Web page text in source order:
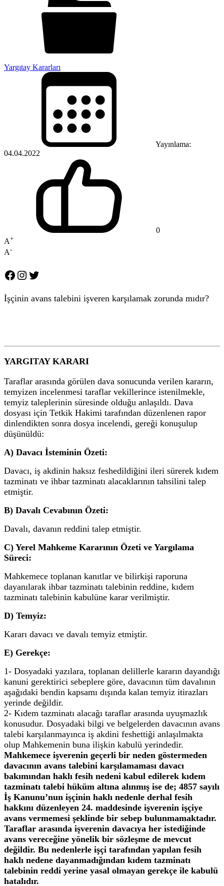
Yargıtay Kararları
Yayınlama:
04.04.2022
0
A+
A-
Facebook
Instagram
Twitter
İşçinin avans talebini işveren karşılamak zorunda mıdır?
YARGITAY KARARI
Taraflar arasında görülen dava sonucunda verilen kararın,
temyizen incelenmesi taraflar vekillerince istenilmekle,
temyiz taleplerinin süresinde olduğu anlaşıldı. Dava
dosyası için Tetkik Hakimi tarafından düzenlenen rapor
dinlendikten sonra dosya incelendi, gereği konuşulup
düşünüldü:
A) Davacı İsteminin Özeti:
Davacı, iş akdinin haksız feshedildiğini ileri sürerek kıdem
tazminatı ve ihbar tazminatı alacaklarının tahsilini talep
etmiştir.
B) Davalı Cevabının Özeti:
Davalı, davanın reddini talep etmiştir.
C) Yerel Mahkeme Kararının Özeti ve Yargılama
Süreci:
Mahkemece toplanan kanıtlar ve bilirkişi raporuna
dayanılarak ihbar tazminatı talebinin reddine, kıdem
tazminatı talebinin kabulüne karar verilmiştir.
D) Temyiz:
Kararı davacı ve davalı temyiz etmiştir.
E) Gerekçe:
1- Dosyadaki yazılara, toplanan delillerle kararın dayandığı
kanuni gerektirici sebeplere göre, davacının tüm davalının
aşağıdaki bendin kapsamı dışında kalan temyiz itirazları
yerinde değildir.
2- Kıdem tazminatı alacağı taraflar arasında uyuşmazlık
konusudur. Dosyadaki bilgi ve belgelerden davacının avans
talebi karşılanmayınca iş akdini feshettiği anlaşılmakta
olup Mahkemenin buna ilişkin kabulü yerindedir.
Mahkemece işverenin geçerli bir neden göstermeden
davacının avans talebini karşılamaması davacı
bakımından haklı fesih nedeni kabul edilerek kıdem
tazminatı talebi hüküm altına alınmış ise de; 4857 sayılı
İş Kanunu’nun işçinin haklı nedenle derhal fesih
hakkını düzenleyen 24. maddesinde işverenin işçiye
avans vermemesi şeklinde bir sebep bulunmamaktadır.
Taraflar arasında işverenin davacıya her istediğinde
avans vereceğine yönelik bir sözleşme de mevcut
değildir. Bu nedenlerle işçi tarafından yapılan fesih
haklı nedene dayanmadığından kıdem tazminatı
talebinin reddi yerine yasal olmayan gerekçe ile kabulü
hatalıdır.